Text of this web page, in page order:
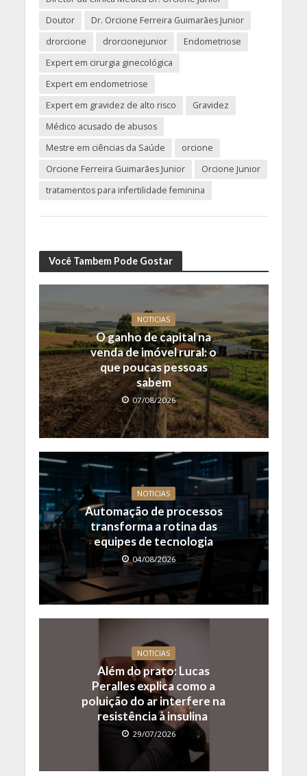
Doutor
Dr. Orcione Ferreira Guimarães Junior
drorcione
drorcionejunior
Endometriose
Expert em cirurgia ginecológica
Expert em endometriose
Expert em gravidez de alto risco
Gravidez
Médico acusado de abusos
Mestre em ciências da Saúde
orcione
Orcione Ferreira Guimarães Junior
Orcione Junior
tratamentos para infertilidade feminina
Você Tambem Pode Gostar
NOTICIAS
O ganho de capital na
venda de imóvel rural: o
que poucas pessoas
sabem
07/08/2026
NOTICIAS
Automação de processos
transforma a rotina das
equipes de tecnologia
04/08/2026
NOTICIAS
Além do prato: Lucas
Peralles explica como a
poluição do ar interfere na
resistência à insulina
29/07/2026